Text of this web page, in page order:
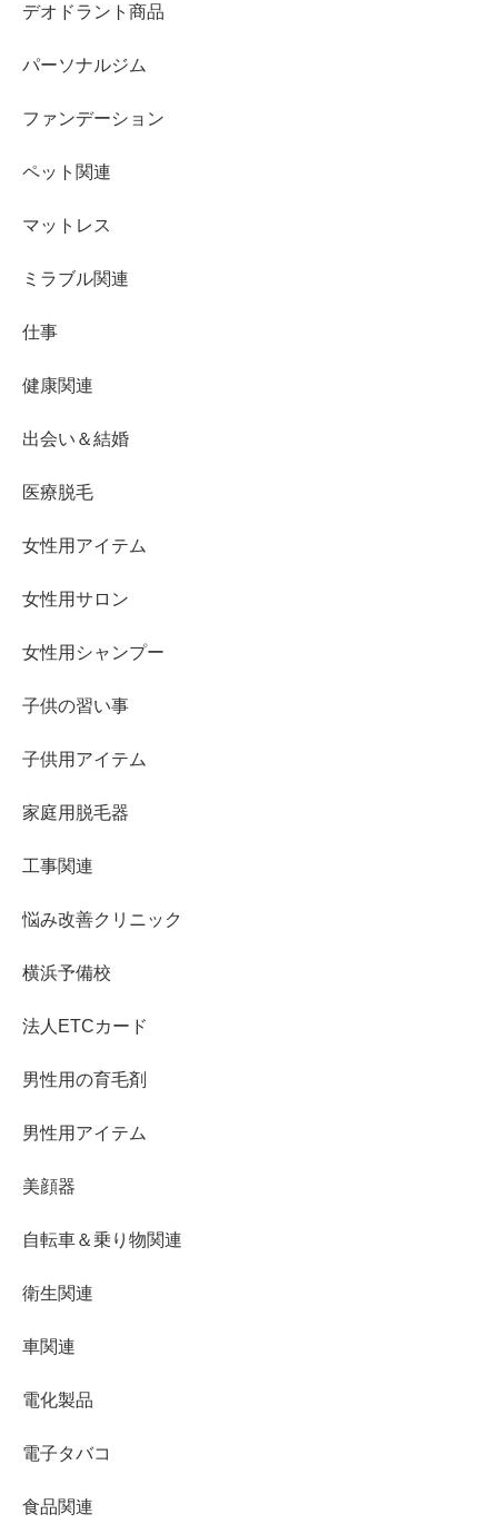
デオドラント商品
パーソナルジム
ファンデーション
ペット関連
マットレス
ミラブル関連
仕事
健康関連
出会い＆結婚
医療脱毛
女性用アイテム
女性用サロン
女性用シャンプー
子供の習い事
子供用アイテム
家庭用脱毛器
工事関連
悩み改善クリニック
横浜予備校
法人ETCカード
男性用の育毛剤
男性用アイテム
美顔器
自転車＆乗り物関連
衛生関連
車関連
電化製品
電子タバコ
食品関連